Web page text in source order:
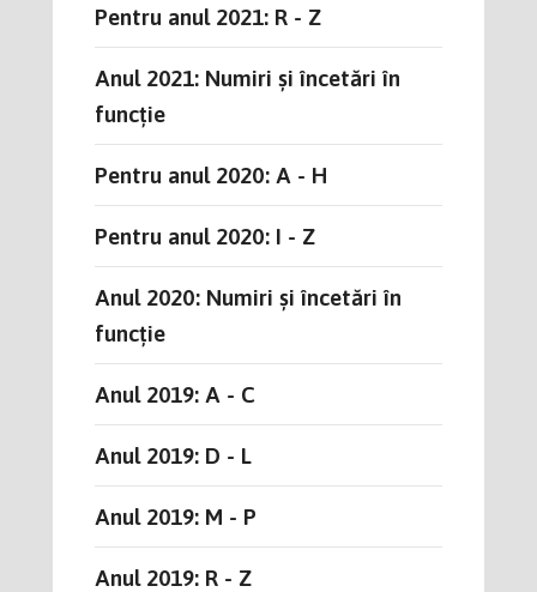
Pentru anul 2021: R - Z
Anul 2021: Numiri și încetări în
funcție
Pentru anul 2020: A - H
Pentru anul 2020: I - Z
Anul 2020: Numiri și încetări în
funcție
Anul 2019: A - C
Anul 2019: D - L
Anul 2019: M - P
Anul 2019: R - Z